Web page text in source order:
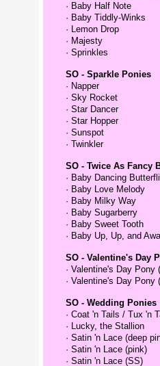
· Baby Half Note
· Baby Tiddly-Winks
· Lemon Drop
· Majesty
· Sprinkles
SO - Sparkle Ponies
· Napper
· Sky Rocket
· Star Dancer
· Star Hopper
· Sunspot
· Twinkler
SO - Twice As Fancy
· Baby Dancing
· Baby Love Melody
· Baby Milky Way
· Baby Sugarberry
· Baby Sweet Tooth
· Baby Up, Up, and
SO - Valentine's Day
· Valentine's Day Pony
· Valentine's Day Pony
SO - Wedding Ponies
· Coat 'n Tails / Tux 'n
· Lucky, the Stallion
· Satin 'n Lace (deep
· Satin 'n Lace (pink)
· Satin 'n Lace (SS)